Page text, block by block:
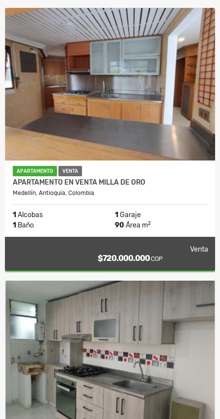
APARTAMENTO VENTA
APARTAMENTO EN VENTA MILLA DE ORO
Medellín, Antioquia, Colombia
1 Alcobas 1 Garaje
1 Baño 90 Área m2
Venta
$720.000.000COP